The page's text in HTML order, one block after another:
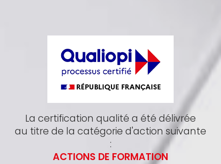
La certification qualité a été délivrée
au titre de la catégorie d'action suivante
:
ACTIONS DE FORMATION